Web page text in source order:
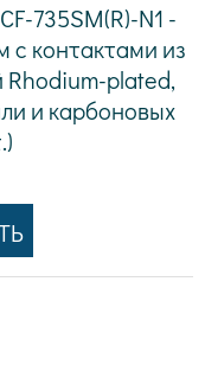
735SM(R)-N1 -
с контактами из
plated,
и карбоновых